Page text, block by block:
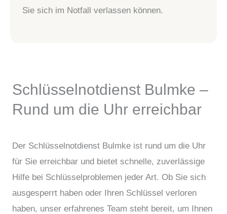
Sie sich im Notfall verlassen können.
Schlüsselnotdienst Bulmke –
Rund um die Uhr erreichbar
Der Schlüsselnotdienst Bulmke ist rund um die Uhr
für Sie erreichbar und bietet schnelle, zuverlässige
Hilfe bei Schlüsselproblemen jeder Art. Ob Sie sich
ausgesperrt haben oder Ihren Schlüssel verloren
haben, unser erfahrenes Team steht bereit, um Ihnen